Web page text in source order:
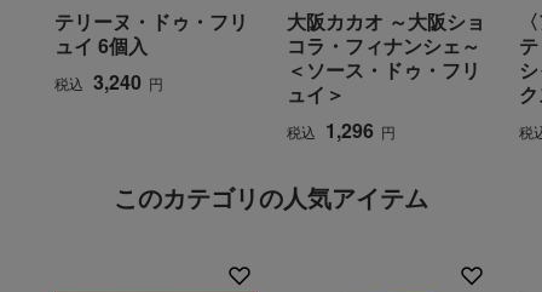
テリーヌ・ドゥ・フリ
ュイ 6個入
税込 3,240 円
大阪カカオ ～大阪ショ
コラ・フィナンシェ～
＜ソース・ドゥ・フリ
ュイ＞
税込 1,296 円 税
このカテゴリの人気アイテム